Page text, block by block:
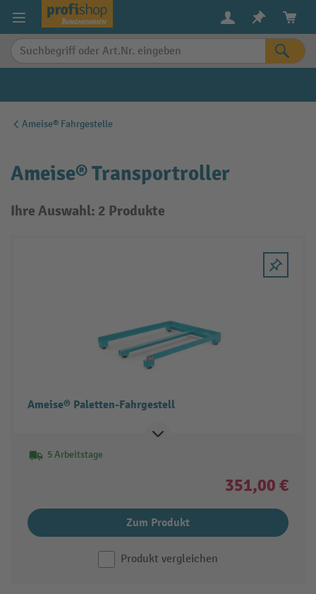
springen
Ameise® Fahrgestelle
Ameise® Transportroller
Ihre Auswahl: 2 Produkte
Ameise® Paletten-Fahrgestell
5 Arbeitstage
351,00 €
Zum Produkt
Produkt vergleichen